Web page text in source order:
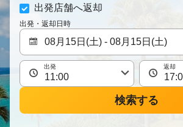
出発店舗へ返却
出発・返却日時
出発 返却
検索する